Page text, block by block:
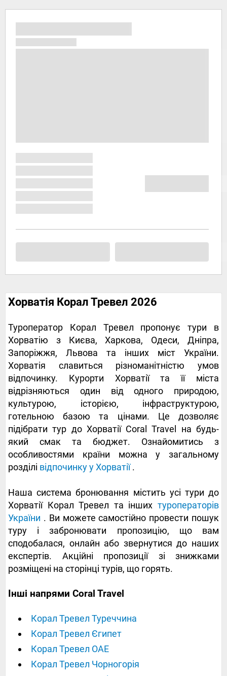
Хорватія Корал Тревел 2026
Туроператор Корал Тревел пропонує тури в
Хорватію з Києва, Харкова, Одеси, Дніпра,
Запоріжжя, Львова та інших міст України.
Хорватія славиться різноманітністю умов
відпочинку. Курорти Хорватії та її міста
відрізняються один від одного природою,
культурою, історією, інфраструктурою,
готельною базою та цінами. Це дозволяє
підібрати тур до Хорватії Coral Travel на будь-
який смак та бюджет. Ознайомитись з
особливостями країни можна у загальному
розділі відпочинку у Хорватії.
Наша система бронювання містить усі тури до
Хорватії Корал Тревел та інших туроператорів
України . Ви можете самостійно провести пошук
туру і забронювати пропозицію, що вам
сподобалася, онлайн або звернутися до наших
експертів. Акційні пропозиції зі знижками
розміщені на сторінці турів, що горять.
Інші напрями Coral Travel
Корал Тревел Туреччина
Корал Тревел Єгипет
Корал Тревел ОАЕ
Корал Тревел Чорногорія